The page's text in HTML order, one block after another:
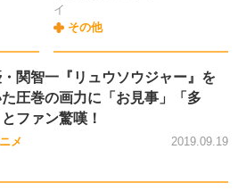
イ
その他
関智一『リュウソウジャー』を
圧巻の画力に「お見事」「多
ファン驚嘆！
メ 2019.09.19